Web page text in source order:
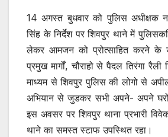
14 अगस्‍त बुधवार को पुलिस अधीक्षक
सिंह के निर्देश पर शिवपुर थाने में
लेकर आमजन को प्रोत्साहित करने के
प्रमुख मार्गों, चौराहो से पैदल तिरंगा
माध्यम से शिवपुर पुलिस की लोगो से
अभियान से जुडकर सभी अपने- अपने घरों
इस अवसर पर शिवपुर थाना प्रभारी
थाने का समस्त स्टाफ उपस्थित रहा।